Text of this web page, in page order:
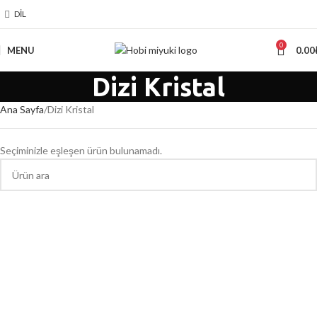
DIL
MENU 0 0.00
Dizi Kristal
Ana Sayfa Dizi Kristal
Seçiminizle eşleşen ürün bulunamadı.